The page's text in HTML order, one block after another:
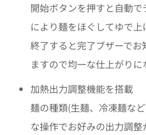
開始ボタンを押すと自動
により麺をほぐしてゆで
終了すると完了ブザーで
ますので均一な仕上がりに
加熱出力調整機能を搭載
麺の種類(生麺、冷凍麺な
な操作でお好みの出力調